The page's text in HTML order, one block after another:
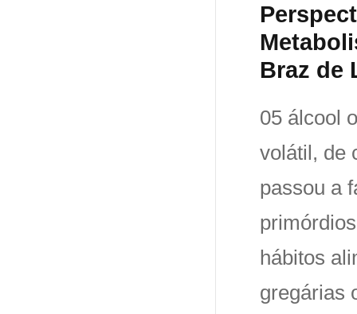
Braz de
05 álcool
volátil, de
passou a
hábitos
gregárias